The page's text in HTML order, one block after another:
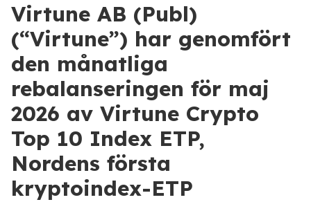
Virtune AB (Publ)
(“Virtune”) har genomfört
den månatliga
rebalanseringen för maj
2026 av Virtune Crypto
Top 10 Index ETP,
Nordens första
kryptoindex-ETP